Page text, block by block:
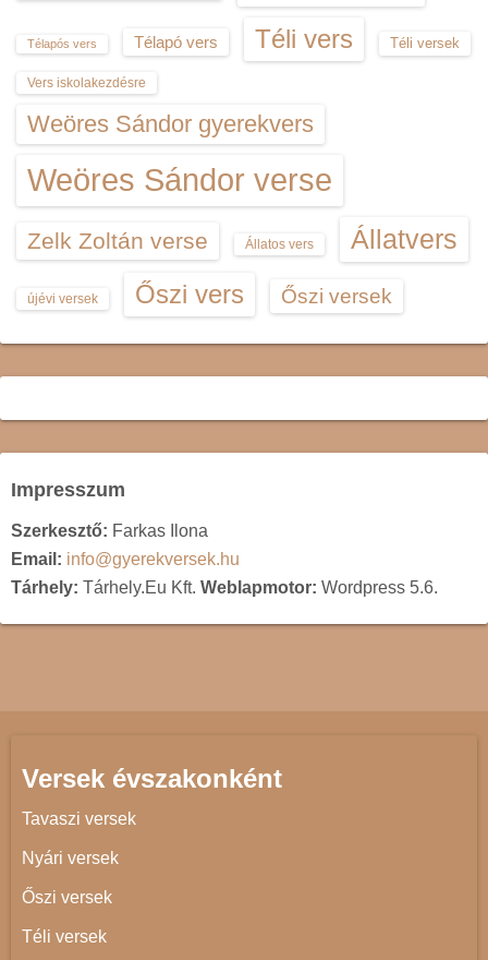
Télapós vers Télapó vers Téli vers Téli versek
Vers iskolakezdésre
Weöres Sándor gyerekvers
Weöres Sándor verse
Zelk Zoltán verse Állatos vers Állatvers
újévi versek Őszi vers Őszi versek
Impresszum
Szerkesztő: Farkas Ilona
Email: info@gyerekversek.hu
Tárhely: Tárhely.Eu Kft. Weblapmotor: Wordpress 5.6.
Versek évszakonként
Tavaszi versek
Nyári versek
Őszi versek
Téli versek